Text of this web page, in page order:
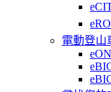
電動登山